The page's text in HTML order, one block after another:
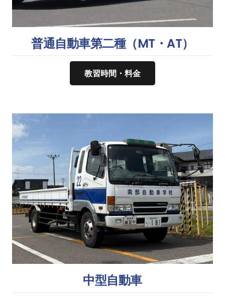
普通自動車第二種（MT・AT）
教習時間・料金
中型自動車